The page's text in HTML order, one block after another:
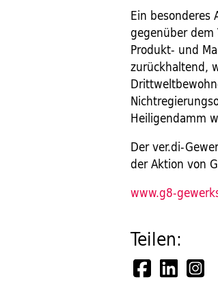
Ein besonderes
gegenüber
Produkt- und
zurückhaltend,
Heiligendamm
Der ver.di-
der Aktion von
www.g8-
Teilen: